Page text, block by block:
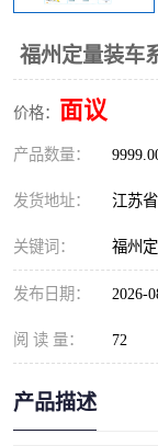
福州定量装车
价格： 面议
产品数量：
发货地址： 江苏
关键词： 福州
发布日期： 2026-
阅 读 量： 72
产品描述